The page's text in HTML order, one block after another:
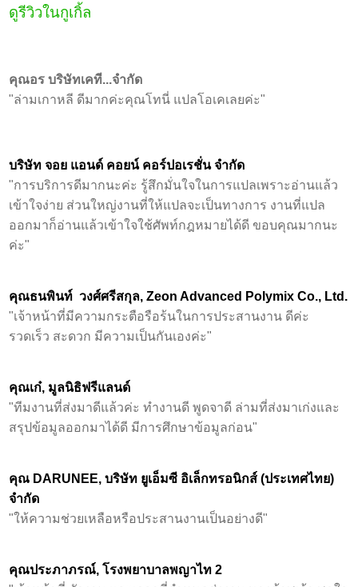
ดูรีวิวในกูเกิ้ล
คุณอร บริษัทเคที...จำกัด
"ล่ามเกาหลี ดีมากค่ะคุณโทนี่ แปลโอเคเลยค่ะ"
บริษัท จอย แอนด์ คอยน์ คอร์ปอเรชั่น จำกัด
"การบริการดีมากนะค่ะ รู้สึกมั่นใจในการแปลเพราะอ่านแล้ว
เข้าใจง่าย ส่วนใหญ่งานที่ให้แปลจะเป็นทางการ งานที่แปล
ออกมาก็อ่านแล้วเข้าใจใช้ศัพท์กฎหมายได้ดี ขอบคุณมากนะ
ค่ะ"
คุณธนพินท์ วงศ์ศรีสกุล, Zeon Advanced Polymix Co., Ltd.
"เจ้าหน้าที่มีความกระตือรือร้นในการประสานงาน ดีค่ะ
รวดเร็ว สะดวก มีความเป็นกันเองค่ะ"
คุณเก๋, มูลนิธิฟรีแลนด์
"ทีมงานที่ส่งมาดีแล้วค่ะ ทำงานดี พูดจาดี ล่ามที่ส่งมาเก่งและ
สรุปข้อมูลออกมาได้ดี มีการศึกษาข้อมูลก่อน"
คุณ DARUNEE, บริษัท ยูเอ็มซี อิเล็กทรอนิกส์ (ประเทศไทย)
จำกัด
"ให้ความช่วยเหลือหรือประสานงานเป็นอย่างดี"
คุณประภาภรณ์, โรงพยาบาลพญาไท 2